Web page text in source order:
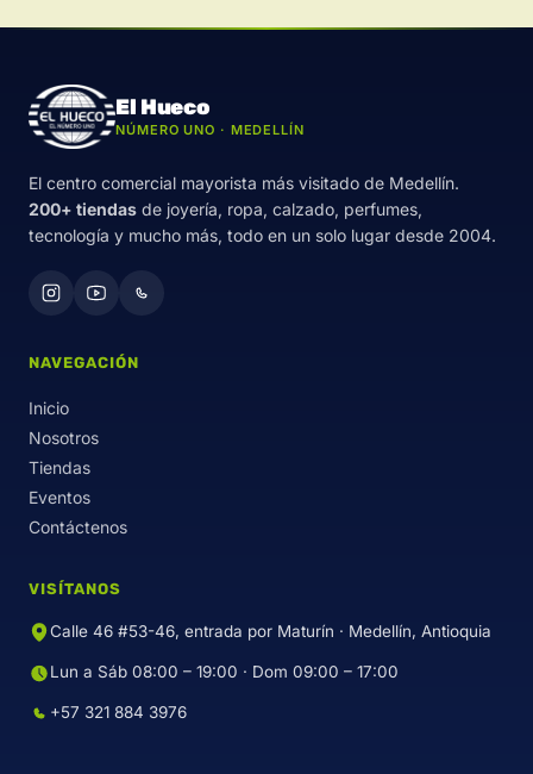
El Hueco
NÚMERO UNO · MEDELLÍN
El centro comercial mayorista más visitado de Medellín.
200+ tiendas de joyería, ropa, calzado, perfumes,
tecnología y mucho más, todo en un solo lugar desde 2004.
NAVEGACIÓN
Inicio
Nosotros
Tiendas
Eventos
Contáctenos
VISÍTANOS
Calle 46 #53-46, entrada por Maturín · Medellín, Antioquia
Lun a Sáb 08:00 – 19:00 · Dom 09:00 – 17:00
+57 321 884 3976